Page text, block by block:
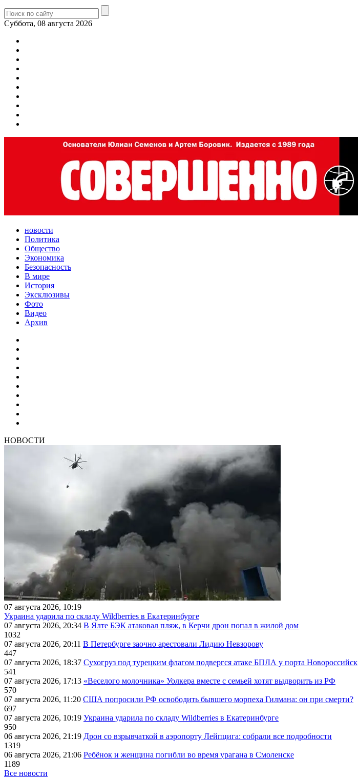
Суббота, 08 августа 2026
новости
Политика
Общество
Экономика
Безопасность
В мире
История
Эксклюзивы
Фото
Видео
Архив
НОВОСТИ
07 августа 2026, 10:19
Украина ударила по складу Wildberries в Екатеринбурге
07 августа 2026, 20:34 В Ялте БЭК атаковал пляж, в Керчи дрон попал в жилой дом
1032
07 августа 2026, 20:11 В Петербурге заочно арестовали Лидию Невзорову
447
07 августа 2026, 18:37 Сухогруз под турецким флагом подвергся атаке БПЛА у порта Новороссийск
541
07 августа 2026, 17:13 «Веселого молочника» Уолкера вместе с семьей хотят выдворить из РФ
570
07 августа 2026, 11:20 США попросили РФ освободить бывшего морпеха Гилмана: он при смерти?
697
07 августа 2026, 10:19 Украина ударила по складу Wildberries в Екатеринбурге
950
06 августа 2026, 21:19 Дрон со взрывчаткой в аэропорту Лейпцига: собрали все подробности
1319
06 августа 2026, 21:06 Ребёнок и женщина погибли во время урагана в Смоленске
1189
Все новости